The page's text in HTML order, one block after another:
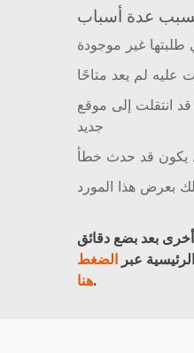
طلبتها غير موجودة
عليه لم يعد متاحًا
انتقلت إلى موقع
جديد
يكون قد حدث خطأ
بعرض هذا المورد
بعد بضع دقائق
عبرالضغط
هنا.